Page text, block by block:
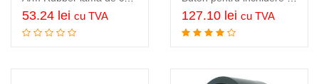
Citeste mai mult
53.24 lei cu TVA
Adauga in cos
127.10 lei cu TVA